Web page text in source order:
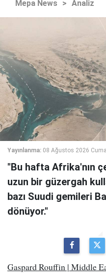
Mepa News > Analiz
Yayınlanma: 08 Ağustos 2026
"Bu hafta Afrika'nın
uzun bir güzergah
bazı Suudi gemileri
dönüyor."
Gaspard Rouffin | Middle